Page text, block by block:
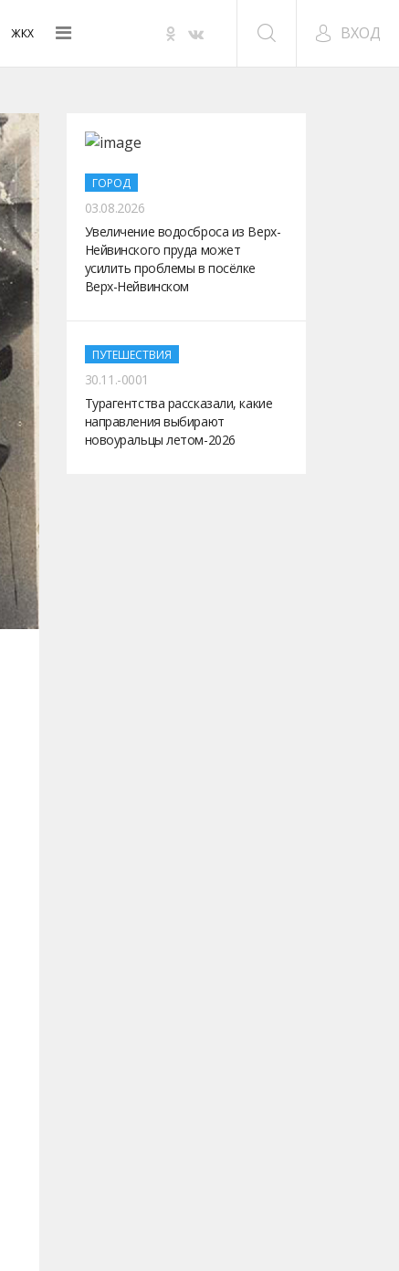
ЖКХ ВХОД
ГОРОД
03.08.2026
Увеличение водосброса из Верх-
Нейвинского пруда может
усилить проблемы в посёлке
Верх-Нейвинском
ПУТЕШЕСТВИЯ
30.11.-0001
Турагентства рассказали, какие
направления выбирают
новоуральцы летом-2026